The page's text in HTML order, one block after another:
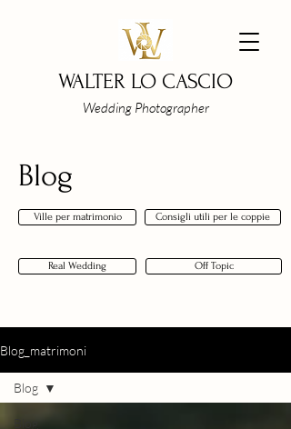
WALTER LO CASCIO
Wedding Photographer
Blog
Ville per matrimonio Consigli utili per le coppie
Real Wedding Off Topic
Blog_matrimoni
Blog
Blog